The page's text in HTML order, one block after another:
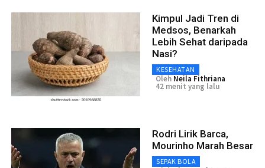
Kimpul Jadi Tren di
Medsos, Benarkah
Lebih Sehat daripada
Nasi?
KESEHATAN
Oleh Neila Fithriana
42 menit yang lalu
Rodri Lirik Barca,
Mourinho Marah Besar
SEPAK BOLA